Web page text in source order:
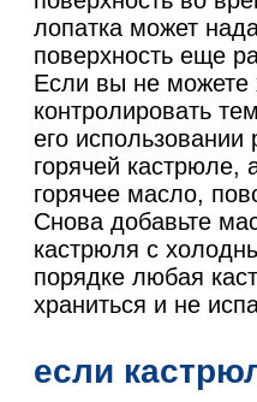
лопатка может
поверхность еще
Если вы не можете
контролировать
его использовании
горячей кастрюле,
горячее масло,
Снова добавьте
кастрюля с
порядке любая
храниться и не
если